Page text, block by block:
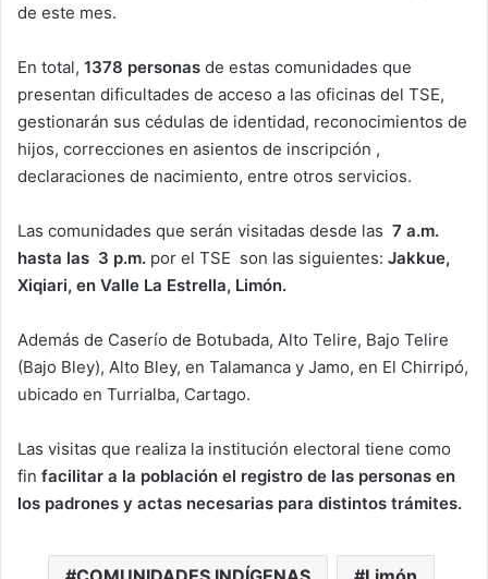
de este mes.
En total, 1378 personas de estas comunidades que
presentan dificultades de acceso a las oficinas del TSE,
gestionarán sus cédulas de identidad, reconocimientos de
hijos, correcciones en asientos de inscripción ,
declaraciones de nacimiento, entre otros servicios.
Las comunidades que serán visitadas desde las 7 a.m.
hasta las 3 p.m. por el TSE son las siguientes: Jakkue,
Xiqiari, en Valle La Estrella, Limón.
Además de Caserío de Botubada, Alto Telire, Bajo Telire
(Bajo Bley), Alto Bley, en Talamanca y Jamo, en El Chirripó,
ubicado en Turrialba, Cartago.
Las visitas que realiza la institución electoral tiene como
fin facilitar a la población el registro de las personas en
los padrones y actas necesarias para distintos trámites.